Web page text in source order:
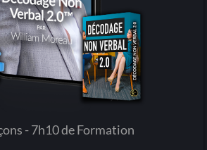
- 7h10 de Formation